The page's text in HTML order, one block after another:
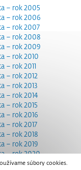
– rok 2005
– rok 2006
– rok 2007
– rok 2008
– rok 2009
– rok 2010
– rok 2011
– rok 2012
– rok 2013
– rok 2014
– rok 2015
– rok 2016
– rok 2017
– rok 2018
– rok 2019
– rok 2020
– rok 2021súbory cookies.